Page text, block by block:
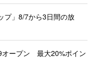
プ」8/7から3日間の放
オープン 最大20%ポイン